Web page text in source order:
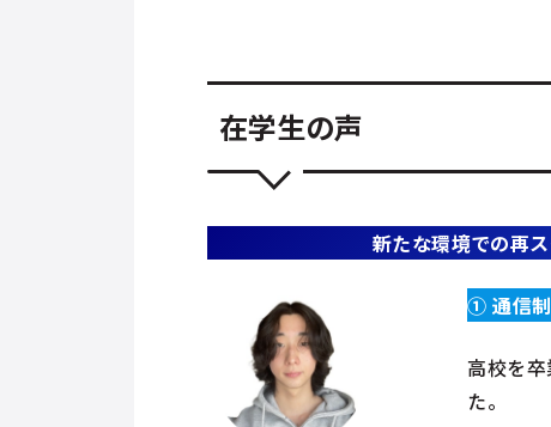
在学生の声
新たな環境での再
① 通信
高校を
た。